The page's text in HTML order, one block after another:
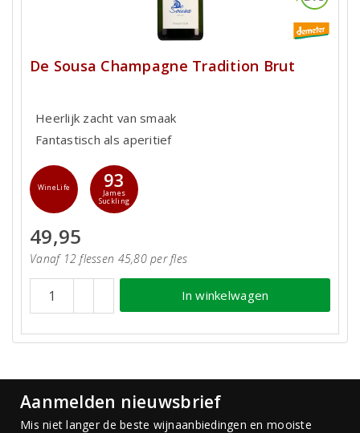
De Sousa Champagne Tradition Brut
Heerlijk zacht van smaak
Fantastisch als aperitief
WineLife 93
James
Suckling
49,95
Vanaf 12 flessen 45,80 per fles
In winkelwagen
Aanmelden nieuwsbrief
Mis niet langer de beste wijnaanbiedingen en mooiste